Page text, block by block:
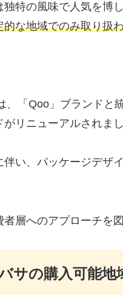
独特の風味で人気を博
的な地域でのみ取り扱
、「Qoo」ブランドと
リニューアルされまし
伴い、パッケージデザ
者層へのアプローチを
サの購入可能地